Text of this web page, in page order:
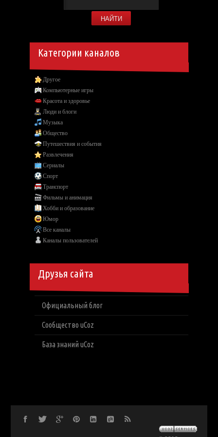
Категории каналов
Другое
Компьютерные игры
Красота и здоровье
Люди и блоги
Музыка
Общество
Путешествия и события
Развлечения
Сериалы
Спорт
Транспорт
Фильмы и анимация
Хобби и образование
Юмор
Все каналы
Каналы пользователей
Друзья сайта
Официальный блог
Сообщество uCoz
База знаний uCoz